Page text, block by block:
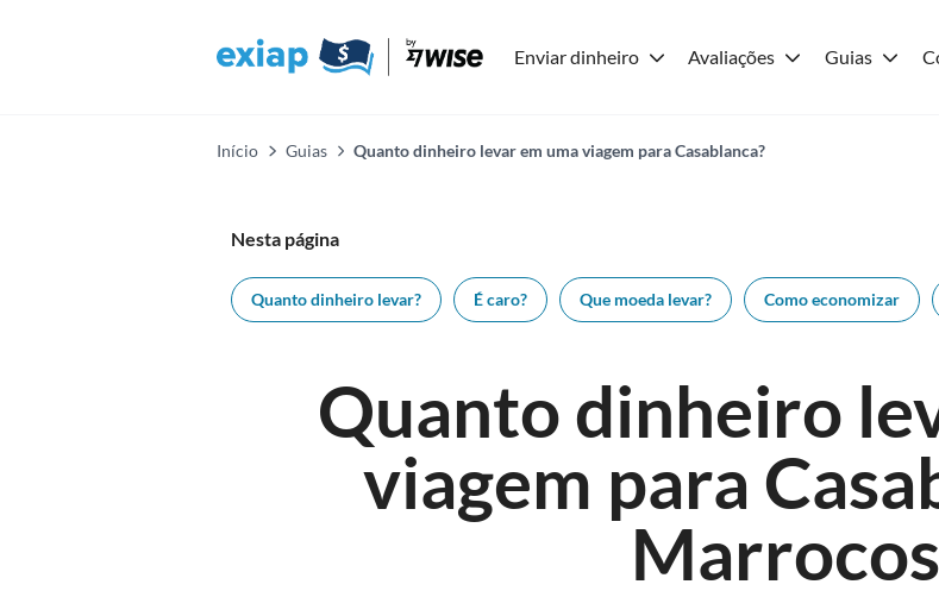
Enviar dinheiro Avaliações Guias
Início Guias Quanto dinheiro levar em uma viagem para Casablanca?
Nesta página
Quanto dinheiro levar? É caro? Que moeda levar? Como economizar
Quanto dinheiro
viagem para